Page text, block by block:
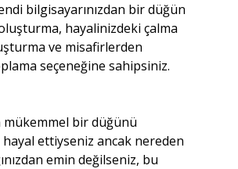
bilgisayarınızdan bir düğün
hayalinizdeki çalma
ve misafirlerden
seçeneğine sahipsiniz.
mükemmel bir düğünü
hayal ettiyseniz ancak nereden
emin değilseniz, bu